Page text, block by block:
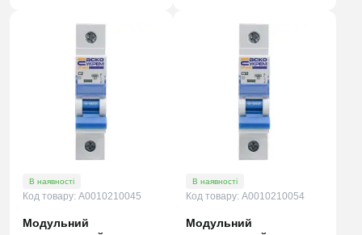
В наявності
Код товару: A0010210045
Модульний
В наявності
Код товару: A0010210054
Модульний